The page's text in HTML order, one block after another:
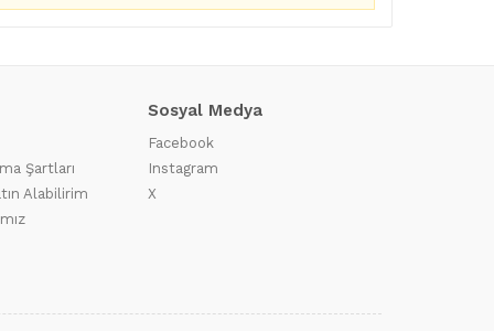
Şartları
Alabilirim
Sosyal Medya
Facebook
Instagram
X